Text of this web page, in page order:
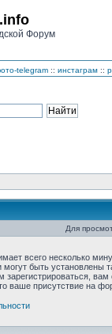
Форум
telegram :: инстаграм ::
Для
всего несколько
быть установлены
зарегистрироваться, вам
ваше присутствие на